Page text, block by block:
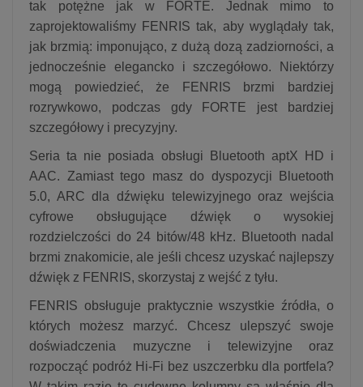
tak potężne jak w FORTE. Jednak mimo to
zaprojektowaliśmy FENRIS tak, aby wyglądały tak,
jak brzmią: imponująco, z dużą dozą zadziorności, a
jednocześnie elegancko i szczegółowo. Niektórzy
mogą powiedzieć, że FENRIS brzmi bardziej
rozrywkowo, podczas gdy FORTE jest bardziej
szczegółowy i precyzyjny.
Seria ta nie posiada obsługi Bluetooth aptX HD i
AAC. Zamiast tego masz do dyspozycji Bluetooth
5.0, ARC dla dźwięku telewizyjnego oraz wejścia
cyfrowe obsługujące dźwięk o wysokiej
rozdzielczości do 24 bitów/48 kHz. Bluetooth nadal
brzmi znakomicie, ale jeśli chcesz uzyskać najlepszy
dźwięk z FENRIS, skorzystaj z wejść z tyłu.
FENRIS obsługuje praktycznie wszystkie źródła, o
których możesz marzyć. Chcesz ulepszyć swoje
doświadczenia muzyczne i telewizyjne oraz
rozpocząć podróż Hi-Fi bez uszczerbku dla portfela?